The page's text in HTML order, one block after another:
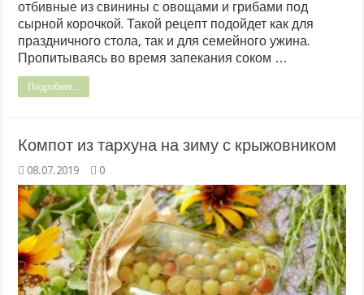
отбивные из свинины с овощами и грибами под
сырной корочкой. Такой рецепт подойдет как для
праздничного стола, так и для семейного ужина.
Пропитываясь во время запекания соком …
Подробнее...
Компот из тархуна на зиму с крыжовником
08.07.2019 0